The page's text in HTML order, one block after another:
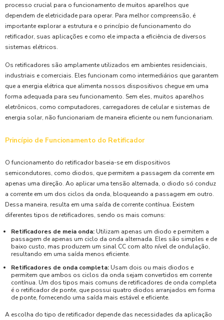
processo crucial para o funcionamento de muitos aparelhos que
dependem de eletricidade para operar. Para melhor compreensão, é
importante explorar a estrutura e o princípio de funcionamento do
retificador, suas aplicações e como ele impacta a eficiência de diversos
sistemas elétricos.
Os retificadores são amplamente utilizados em ambientes residenciais,
industriais e comerciais. Eles funcionam como intermediários que garantem
que a energia elétrica que alimenta nossos dispositivos chegue em uma
forma adequada para seu funcionamento. Sem eles, muitos aparelhos
eletrônicos, como computadores, carregadores de celular e sistemas de
energia solar, não funcionariam de maneira eficiente ou nem funcionariam.
Princípio de Funcionamento do Retificador
O funcionamento do retificador baseia-se em dispositivos
semicondutores, como diodos, que permitem a passagem da corrente em
apenas uma direção. Ao aplicar uma tensão alternada, o diodo só conduz
a corrente em um dos ciclos da onda, bloqueando a passagem em outro.
Dessa maneira, resulta em uma saída de corrente contínua. Existem
diferentes tipos de retificadores, sendo os mais comuns:
Retificadores de meia onda: Utilizam apenas um diodo e permitem a
passagem de apenas um ciclo da onda alternada. Eles são simples e de
baixo custo, mas produzem um sinal CC com alto nível de ondulação,
resultando em uma saída menos eficiente.
Retificadores de onda completa: Usam dois ou mais diodos e
permitem que ambos os ciclos da onda sejam convertidos em corrente
contínua. Um dos tipos mais comuns de retificadores de onda completa
é o retificador de ponte, que possui quatro diodos arranjados em forma
de ponte, fornecendo uma saída mais estável e eficiente.
A escolha do tipo de retificador depende das necessidades da aplicação